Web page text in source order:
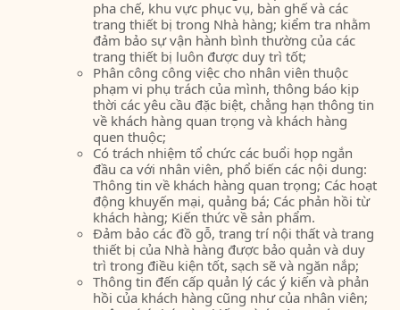
pha chế, khu vực phục vụ, bàn ghế và các
trang thiết bị trong Nhà hàng; kiểm tra nhằm
đảm bảo sự vận hành bình thường của các
trang thiết bị luôn được duy trì tốt;
Phân công công việc cho nhân viên thuộc
phạm vi phụ trách của mình, thông báo kịp
thời các yêu cầu đặc biệt, chẳng hạn thông tin
về khách hàng quan trọng và khách hàng
quen thuộc;
Có trách nhiệm tổ chức các buổi họp ngắn
đầu ca với nhân viên, phổ biến các nội dung:
Thông tin về khách hàng quan trọng; Các hoạt
động khuyến mại, quảng bá; Các phản hồi từ
khách hàng; Kiến thức về sản phẩm.
Đảm bảo các đồ gỗ, trang trí nội thất và trang
thiết bị của Nhà hàng được bảo quản và duy
trì trong điều kiện tốt, sạch sẽ và ngăn nắp;
Thông tin đến cấp quản lý các ý kiến và phản
hồi của khách hàng cũng như của nhân viên;